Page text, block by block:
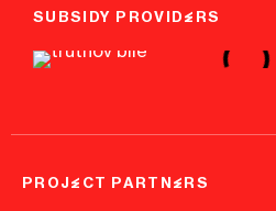
SUBSIDY PROVIDERS
PROJECT PARTNERS